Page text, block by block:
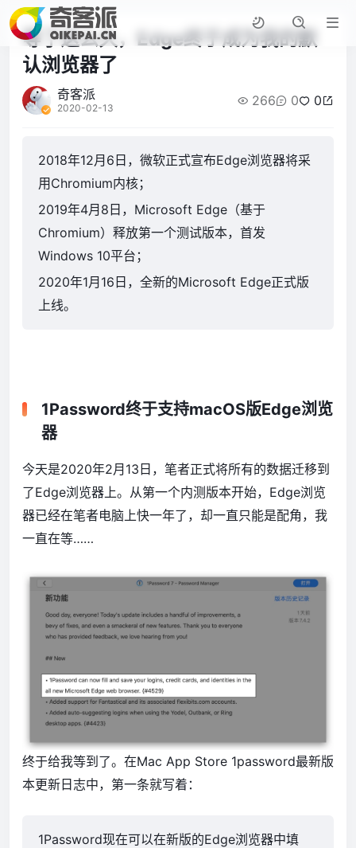
等了这么久，Edge终于成为我的默
认浏览器了
奇客派
2020-02-13 266 0 0
2018年12月6日，微软正式宣布Edge浏览器将采
用Chromium内核；
2019年4月8日，Microsoft Edge（基于
Chromium）释放第一个测试版本，首发
Windows 10平台；
2020年1月16日，全新的Microsoft Edge正式版
上线。
1Password终于支持macOS版Edge浏览
器
今天是2020年2月13日，笔者正式将所有的数据迁移到
了Edge浏览器上。从第一个内测版本开始，Edge浏览
器已经在笔者电脑上快一年了，却一直只能是配角，我
一直在等……
终于给我等到了。在Mac App Store 1password最新版
本更新日志中，第一条就写着：
1Password现在可以在新版的Edge浏览器中填